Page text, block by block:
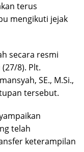
terus
mengikuti jejak
secara resmi
8). Plt.
SE., M.Si.,
tersebut.
telah
keterampilan